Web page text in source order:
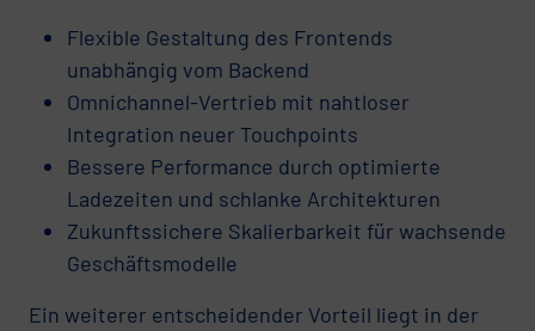
Flexible Gestaltung des Frontends
unabhängig vom Backend
Omnichannel-Vertrieb mit nahtloser
Integration neuer Touchpoints
Bessere Performance durch optimierte
Ladezeiten und schlanke Architekturen
Zukunftssichere Skalierbarkeit für wachsende
Geschäftsmodelle
Ein weiterer entscheidender Vorteil liegt in der